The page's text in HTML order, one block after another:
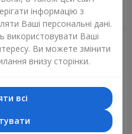
Замовити
інформацію з
Ваші персональні дані.
використовувати Ваші
Ви можете змінити
внизу сторінки.
всі